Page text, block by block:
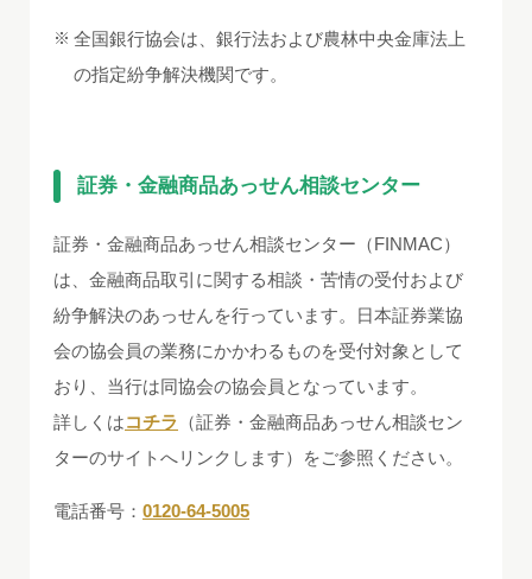
全国銀行協会は、銀行法および農林中央金庫法上
の指定紛争解決機関です。
証券・金融商品あっせん相談センター
証券・金融商品あっせん相談センター（FINMAC）
は、金融商品取引に関する相談・苦情の受付および
紛争解決のあっせんを行っています。日本証券業協
会の協会員の業務にかかわるものを受付対象として
おり、当行は同協会の協会員となっています。
詳しくはコチラ （証券・金融商品あっせん相談セン
ターのサイトへリンクします）をご参照ください。
電話番号： 0120-64-5005